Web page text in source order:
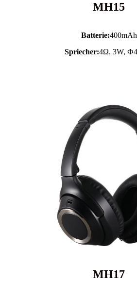
MH15
Batterie:400mAh
Spriecher:4Ω, 3W,
MH17